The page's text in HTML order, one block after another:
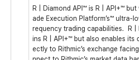
R | Diamond API™ is R | API+™
ade Execution Platform’s™ ultra-
requency trading capabilities. R |
ins R | API+™ but also enables
ectly to Rithmic’s exchange